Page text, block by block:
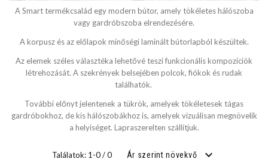
A Smart termékcsalád egy modern bútor, amely tökéletes hálószoba
vagy gardróbszoba elrendezésére.
A korpusz és az előlapok minőségi laminált bútorlapból készültek.
Az elemek széles választéka lehetővé teszi funkcionális kompozíciók
létrehozását. A szekrények belsejében polcok, fiókok és rudak
találhatók.
További előnyt jelentenek a tükrök, amelyek tökéletesek tágas
gardróbokhoz, de kis hálószobákhoz is, amelyek vizuálisan megnövelik
a helyiséget. Lapraszerelten szállítjuk.
Találatok: 1-0 / 0 Ár szerint növekvő